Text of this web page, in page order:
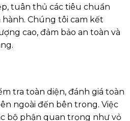
tuân thủ các tiêu chuẩn
Chúng tôi cam kết
cao, đảm bảo an toàn và
tra toàn diện, đánh giá toàn
ngoài đến bên trong. Việc
bộ phận quan trọng như vỏ